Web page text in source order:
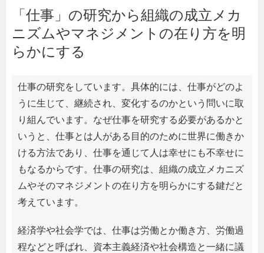
「仕事」の研究から組織の成立メカ
ニズムやマネジメントの在り方を明
らかにする
仕事の研究をしています。具体的には、仕事がどのよ
うに生じて、継続され、変化するのかという問いに取
り組んでいます。なぜ仕事を研究する必要があるかと
いうと、仕事とは人がある目的のために世界に働きか
ける方法であり、仕事を通じて人は幸せにも不幸せに
もなるからです。仕事の研究は、組織の成立メカニズ
ムやそのマネジメントの在り方を明らかにする鍵だと
考えています。
経済学や社会学では、仕事は労働とか働き方、労働過
程などと呼ばれ、資本主義経済や社会構造と一緒に議